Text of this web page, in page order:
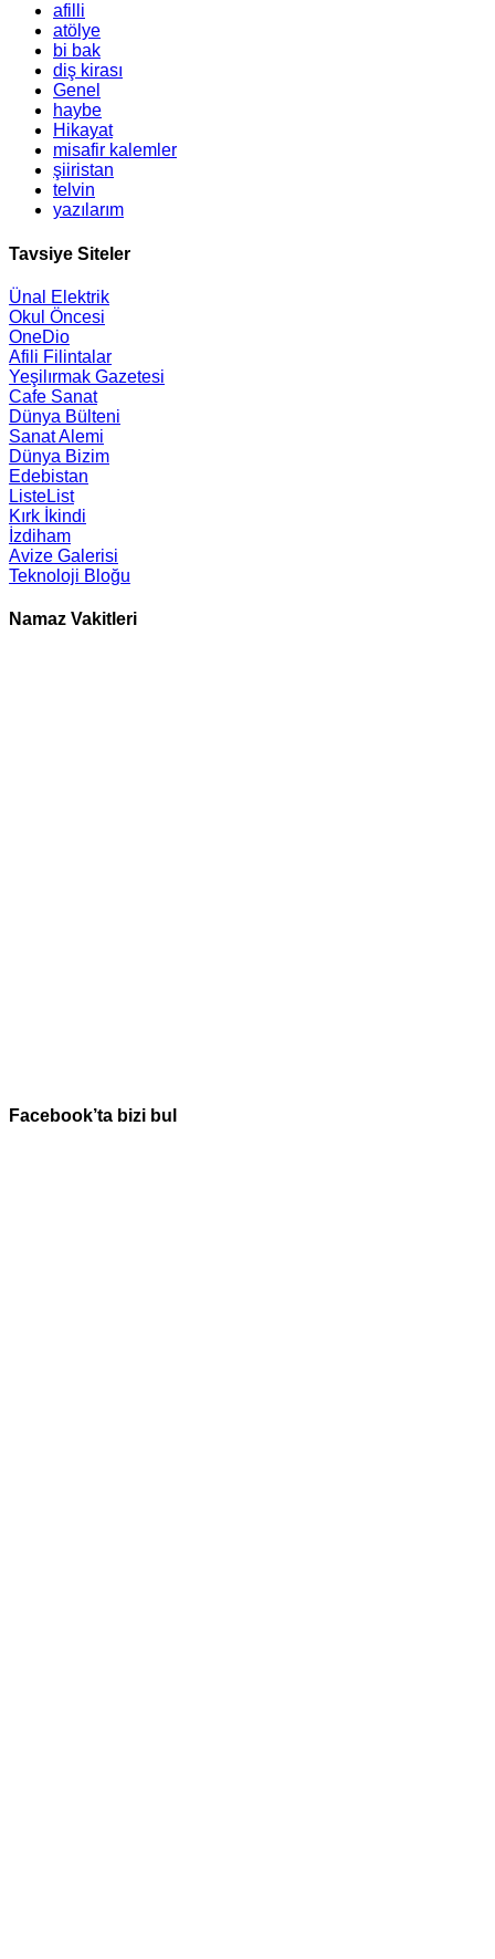
afilli
atölye
bi bak
diş kirası
Genel
haybe
Hikayat
misafir kalemler
şiiristan
telvin
yazılarım
Tavsiye Siteler
Ünal Elektrik
Okul Öncesi
OneDio
Afili Filintalar
Yeşilırmak Gazetesi
Cafe Sanat
Dünya Bülteni
Sanat Alemi
Dünya Bizim
Edebistan
ListeList
Kırk İkindi
İzdiham
Avize Galerisi
Teknoloji Bloğu
Namaz Vakitleri
Facebook’ta bizi bul